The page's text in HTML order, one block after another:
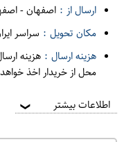
ارسال از : اصفهان-
مکان تحویل : سراسر
هزینه ارسال : هزینه
محل از خریدار اخذ
اطلاعات بیشتر ❯